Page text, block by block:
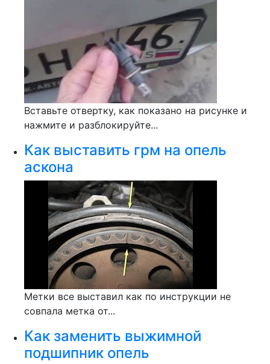
Вставьте отвертку, как показано на рисунке и
нажмите и разблокируйте...
Как выставить грм на опель
аскона
Метки все выставил как по инструкции не
совпала метка от...
Как заменить выжимной
подшипник опель